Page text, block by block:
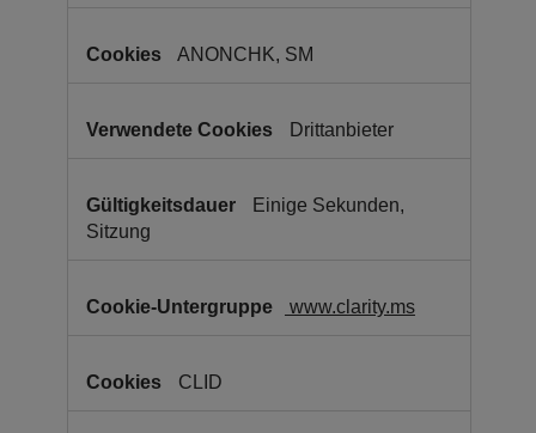
ANONCHK, SM
Drittanbieter
Einige Sekunden,
Sitzung
www.clarity.ms
CLID